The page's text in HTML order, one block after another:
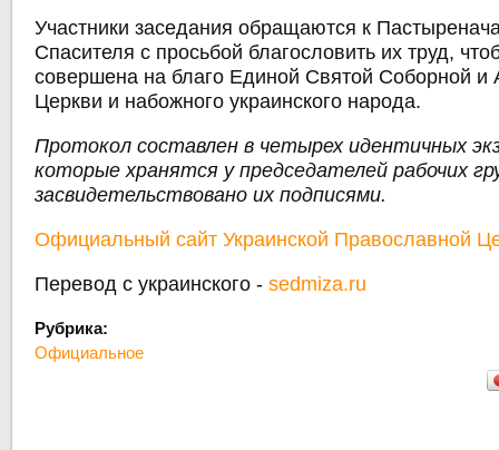
Участники заседания обращаются к
Спасителя с просьбой благословить их труд,
совершена на благо Единой Святой Соборной и
Церкви и набожного украинского народа.
Протокол составлен в четырех идентичных
которые хранятся у председателей рабочих
засвидетельствовано их подписями.
Официальный сайт Украинской Православной
Перевод с украинского -sedmiza.ru
Рубрика:
Официальное